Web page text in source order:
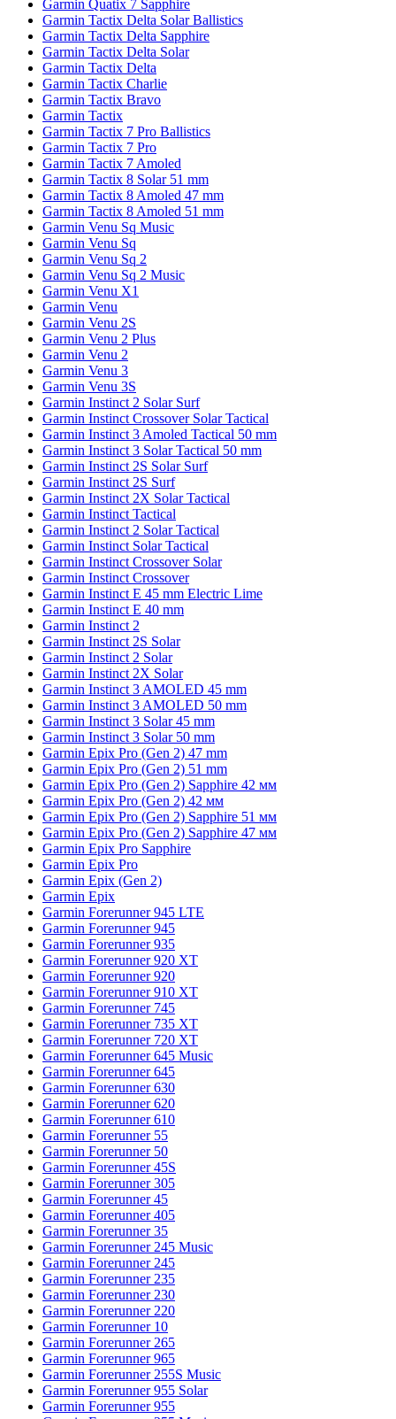
Garmin Quatix 7 Sapphire
Garmin Tactix Delta Solar Ballistics
Garmin Tactix Delta Sapphire
Garmin Tactix Delta Solar
Garmin Tactix Delta
Garmin Tactix Charlie
Garmin Tactix Bravo
Garmin Tactix
Garmin Tactix 7 Pro Ballistics
Garmin Tactix 7 Pro
Garmin Tactix 7 Amoled
Garmin Tactix 8 Solar 51 mm
Garmin Tactix 8 Amoled 47 mm
Garmin Tactix 8 Amoled 51 mm
Garmin Venu Sq Music
Garmin Venu Sq
Garmin Venu Sq 2
Garmin Venu Sq 2 Music
Garmin Venu X1
Garmin Venu
Garmin Venu 2S
Garmin Venu 2 Plus
Garmin Venu 2
Garmin Venu 3
Garmin Venu 3S
Garmin Instinct 2 Solar Surf
Garmin Instinct Crossover Solar Tactical
Garmin Instinct 3 Amoled Tactical 50 mm
Garmin Instinct 3 Solar Tactical 50 mm
Garmin Instinct 2S Solar Surf
Garmin Instinct 2S Surf
Garmin Instinct 2X Solar Tactical
Garmin Instinct Tactical
Garmin Instinct 2 Solar Tactical
Garmin Instinct Solar Tactical
Garmin Instinct Crossover Solar
Garmin Instinct Crossover
Garmin Instinct E 45 mm Electric Lime
Garmin Instinct E 40 mm
Garmin Instinct 2
Garmin Instinct 2S Solar
Garmin Instinct 2 Solar
Garmin Instinct 2X Solar
Garmin Instinct 3 AMOLED 45 mm
Garmin Instinct 3 AMOLED 50 mm
Garmin Instinct 3 Solar 45 mm
Garmin Instinct 3 Solar 50 mm
Garmin Epix Pro (Gen 2) 47 mm
Garmin Epix Pro (Gen 2) 51 mm
Garmin Epix Pro (Gen 2) Sapphire 42 мм
Garmin Epix Pro (Gen 2) 42 мм
Garmin Epix Pro (Gen 2) Sapphire 51 мм
Garmin Epix Pro (Gen 2) Sapphire 47 мм
Garmin Epix Pro Sapphire
Garmin Epix Pro
Garmin Epix (Gen 2)
Garmin Epix
Garmin Forerunner 945 LTE
Garmin Forerunner 945
Garmin Forerunner 935
Garmin Forerunner 920 XT
Garmin Forerunner 920
Garmin Forerunner 910 XT
Garmin Forerunner 745
Garmin Forerunner 735 XT
Garmin Forerunner 720 XT
Garmin Forerunner 645 Music
Garmin Forerunner 645
Garmin Forerunner 630
Garmin Forerunner 620
Garmin Forerunner 610
Garmin Forerunner 55
Garmin Forerunner 50
Garmin Forerunner 45S
Garmin Forerunner 305
Garmin Forerunner 45
Garmin Forerunner 405
Garmin Forerunner 35
Garmin Forerunner 245 Music
Garmin Forerunner 245
Garmin Forerunner 235
Garmin Forerunner 230
Garmin Forerunner 220
Garmin Forerunner 10
Garmin Forerunner 265
Garmin Forerunner 965
Garmin Forerunner 255S Music
Garmin Forerunner 955 Solar
Garmin Forerunner 955